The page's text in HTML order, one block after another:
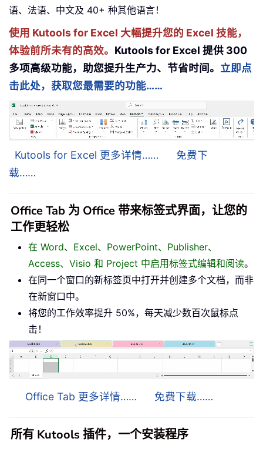
语、法语、中文及 40+ 种其他语言！
使用 Kutools for Excel 大幅提升您的 Excel 技能，
体验前所未有的高效。 Kutools for Excel 提供 300
多项高级功能，助您提升生产力、节省时间。 立即点
击此处，获取您最需要的功能……
Kutools for Excel 更多详情……
免费下
载……
Office Tab 为 Office 带来标签式界面，让您的
工作更轻松
在 Word、Excel、PowerPoint、Publisher、
Access、Visio 和 Project 中启用标签式编辑和阅读。
在同一个窗口的新标签页中打开并创建多个文档，而非
在新窗口中。
将您的工作效率提升 50%，每天减少数百次鼠标点
击！
Office Tab 更多详情…… 免费下载……
所有 Kutools 插件，一个安装程序